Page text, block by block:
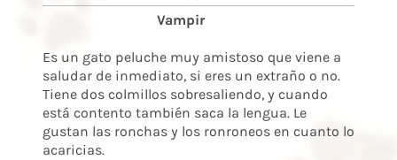
Vampir
Es un gato peluche muy amistoso que viene a
saludar de inmediato, si eres un extraño o no.
Tiene dos colmillos sobresaliendo, y cuando
está contento también saca la lengua. Le
gustan las ronchas y los ronroneos en cuanto lo
acaricias.